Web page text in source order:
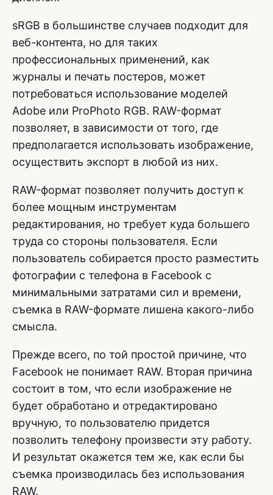
sRGB в большинстве случаев подходит для
веб-контента, но для таких
профессиональных применений, как
журналы и печать постеров, может
потребоваться использование моделей
Adobe или ProPhoto RGB. RAW-формат
позволяет, в зависимости от того, где
предполагается использовать изображение,
осуществить экспорт в любой из них.
RAW-формат позволяет получить доступ к
более мощным инструментам
редактирования, но требует куда большего
труда со стороны пользователя. Если
пользователь собирается просто разместить
фотографии с телефона в Facebook с
минимальными затратами сил и времени,
съемка в RAW-формате лишена какого-либо
смысла.
Прежде всего, по той простой причине, что
Facebook не понимает RAW. Вторая причина
состоит в том, что если изображение не
будет обработано и отредактировано
вручную, то пользователю придется
позволить телефону произвести эту работу.
И результат окажется тем же, как если бы
съемка производилась без использования
RAW.